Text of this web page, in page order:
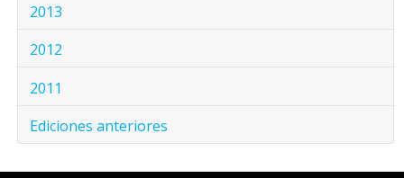
2013
2012
2011
Ediciones anteriores